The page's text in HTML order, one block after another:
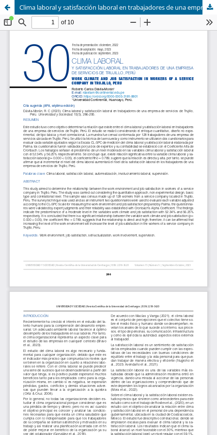
Clima laboral y satisfacción laboral en trabajadores de una empresa de servicios de Trujillo, Perú